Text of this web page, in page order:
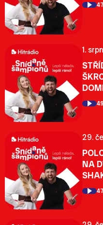
1.
29.
NA